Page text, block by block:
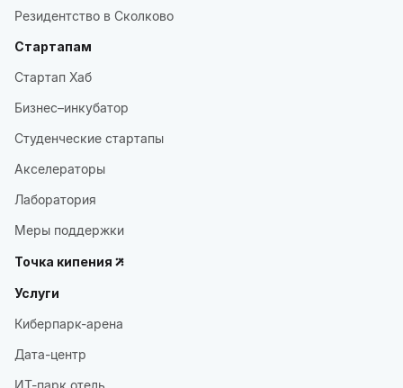
Резидентство в Сколково
Стартапам
Стартап Хаб
Бизнес–инкубатор
Студенческие стартапы
Акселераторы
Лаборатория
Меры поддержки
Точка кипения
Услуги
Киберпарк-арена
Дата-центр